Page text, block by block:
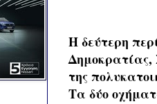
Η δεύτερη
της
Τα δύο